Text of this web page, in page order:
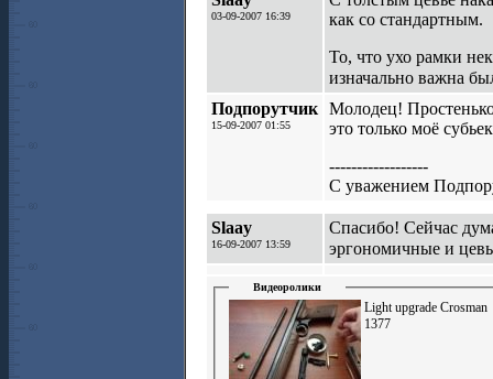
03-09-2007 16:39
как со стандартным.
То, что ухо рамки
изначально важна
Подпорутчик
15-09-2007 01:55
Молодец!
это только моё
------------------
С уважением
Slaay
16-09-2007 13:59
Спасибо! Сейчас
эргономичные и
Видеоролики
Light upgrade Crosman
1377